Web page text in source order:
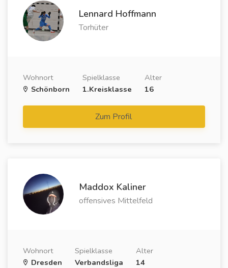
Lennard Hoffmann
Torhüter
Wohnort
Schönborn
Spielklasse
1.Kreisklasse
Alter
16
Zum Profil
Maddox Kaliner
offensives Mittelfeld
Wohnort
Dresden
Spielklasse
Verbandsliga
Alter
14